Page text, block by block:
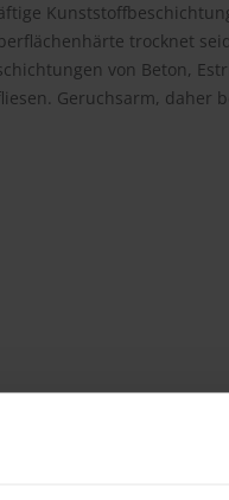
trocknet
von Beton,
Geruchsarm, daher